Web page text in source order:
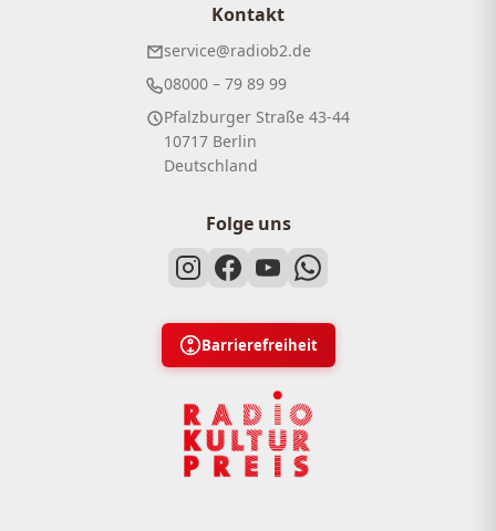
Kontakt
service@radiob2.de
08000 – 79 89 99
Pfalzburger Straße 43-44
10717 Berlin
Deutschland
Folge uns
Barrierefreiheit